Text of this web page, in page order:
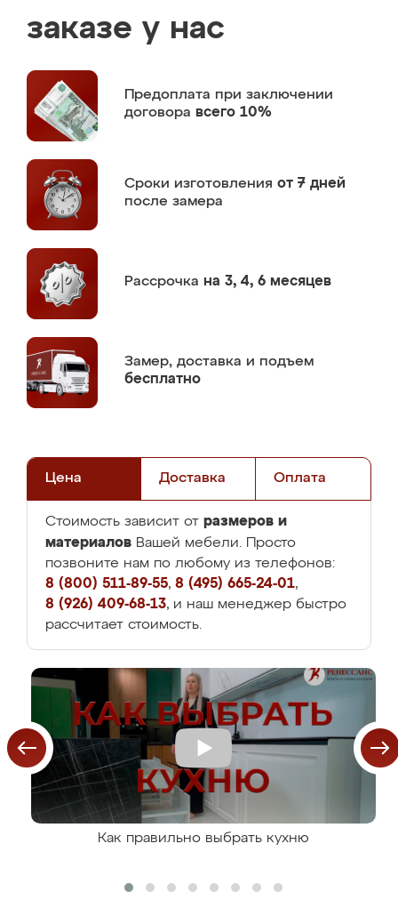
заказе у нас
Предоплата при заключении
договора всего 10%
Сроки изготовления от 7 дней
после замера
Рассрочка на 3, 4, 6 месяцев
Замер, доставка и подъем
бесплатно
Цена Доставка Оплата
Стоимость зависит от размеров и
материалов Вашей мебели. Просто
позвоните нам по любому из телефонов:
8 (800) 511-89-55, 8 (495) 665-24-01,
8 (926) 409-68-13, и наш менеджер быстро
рассчитает стоимость.
Как правильно выбрать кухню